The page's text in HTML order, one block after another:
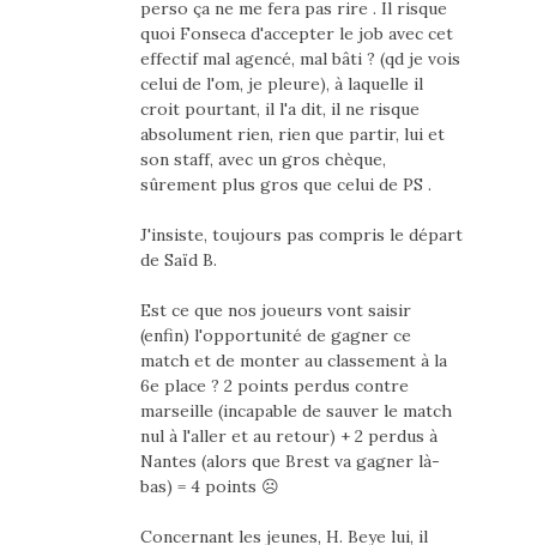
perso ça ne me fera pas rire . Il risque
quoi Fonseca d'accepter le job avec cet
effectif mal agencé, mal bâti ? (qd je vois
celui de l'om, je pleure), à laquelle il
croit pourtant, il l'a dit, il ne risque
absolument rien, rien que partir, lui et
son staff, avec un gros chèque,
sûrement plus gros que celui de PS .
J'insiste, toujours pas compris le départ
de Saïd B.
Est ce que nos joueurs vont saisir
(enfin) l'opportunité de gagner ce
match et de monter au classement à la
6e place ? 2 points perdus contre
marseille (incapable de sauver le match
nul à l'aller et au retour) + 2 perdus à
Nantes (alors que Brest va gagner là-
bas) = 4 points ☹
Concernant les jeunes, H. Beye lui, il